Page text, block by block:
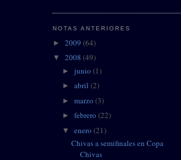
NOTAS ANTERIORES
► 2009 (64)
▼ 2008 (49)
► junio (1)
► abril (2)
► marzo (3)
► febrero (22)
▼ enero (21)
Chivas a semifinales en Copa
Chivas